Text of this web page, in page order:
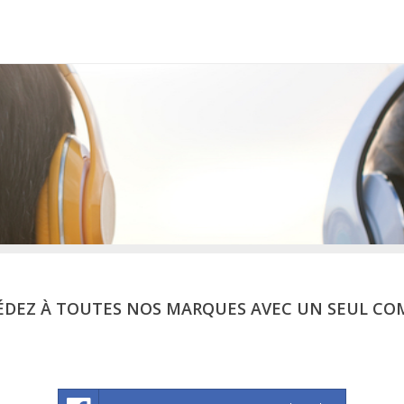
À TOUTES NOS MARQUES AVEC UN SEUL